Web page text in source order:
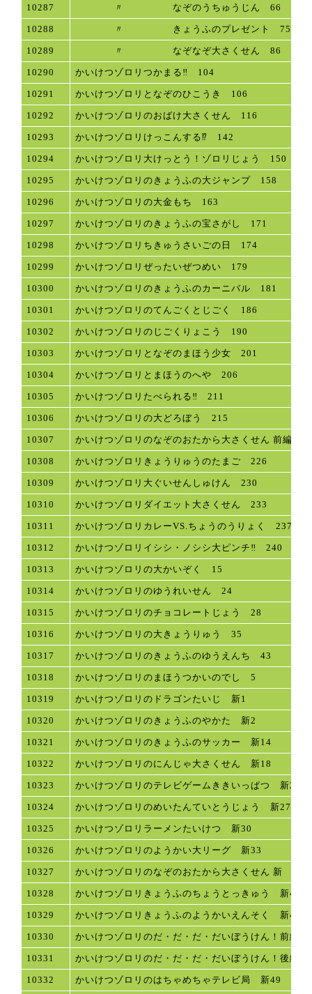
10287 〃 なぞのうちゅうじん 66
10288 〃 きょうふのプレゼント 75
10289 〃 なぞなぞ大さくせん 86
10290 かいけつゾロリつかまる‼ 104
10291 かいけつゾロリとなぞのひこうき 106
10292 かいけつゾロリのおばけ大さくせん 116
10293 かいけつゾロリけっこんする⁉ 142
10294 かいけつゾロリ大けっとう！ゾロリじょう 150
10295 かいけつゾロリのきょうふの大ジャンプ 158
10296 かいけつゾロリの大金もち 163
10297 かいけつゾロリのきょうふの宝さがし 171
10298 かいけつゾロリちきゅうさいごの日 174
10299 かいけつゾロリぜったいぜつめい 179
10300 かいけつゾロリのきょうふのカーニバル 181
10301 かいけつゾロリのてんごくとじごく 186
10302 かいけつゾロリのじごくりょこう 190
10303 かいけつゾロリとなぞのまほう少女 201
10304 かいけつゾロリとまほうのへや 206
10305 かいけつゾロリたべられる‼ 211
10306 かいけつゾロリの大どろぼう 215
10307 かいけつゾロリのなぞのおたから大さくせん 前編219
10308 かいけつゾロリきょうりゅうのたまご 226
10309 かいけつゾロリ大ぐいせんしゅけん 230
10310 かいけつゾロリダイエット大さくせん 233
10311 かいけつゾロリカレーVS.ちょうのうりょく 237
10312 かいけつゾロリイシシ・ノシシ大ピンチ‼ 240
10313 かいけつゾロリの大かいぞく 15
10314 かいけつゾロリのゆうれいせん 24
10315 かいけつゾロリのチョコレートじょう 28
10316 かいけつゾロリの大きょうりゅう 35
10317 かいけつゾロリのきょうふのゆうえんち 43
10318 かいけつゾロリのまほうつかいのでし 5
10319 かいけつゾロリのドラゴンたいじ 新1
10320 かいけつゾロリのきょうふのやかた 新2
10321 かいけつゾロリのきょうふのサッカー 新14
10322 かいけつゾロリのにんじゃ大さくせん 新18
10323 かいけつゾロリのテレビゲームききいっぱつ 新24
10324 かいけつゾロリのめいたんていとうじょう 新27
10325 かいけつゾロリラーメンたいけつ 新30
10326 かいけつゾロリのようかい大リーグ 新33
10327 かいけつゾロリのなぞのおたから大さくせん 新 後
10328 かいけつゾロリきょうふのちょうとっきゅう 新45
10329 かいけつゾロリきょうふのようかいえんそく 新46
10330 かいけつゾロリのだ・だ・だ・だいぼうけん！前編
10331 かいけつゾロリのだ・だ・だ・だいぼうけん！後編
10332 かいけつゾロリのはちゃめちゃテレビ局 新49